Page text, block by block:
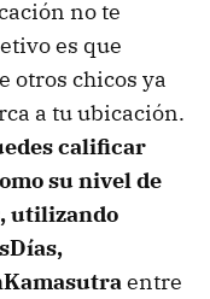
no te
es que
otros chicos ya
a tu ubicación.
calificar
su nivel de
utilizando
entre